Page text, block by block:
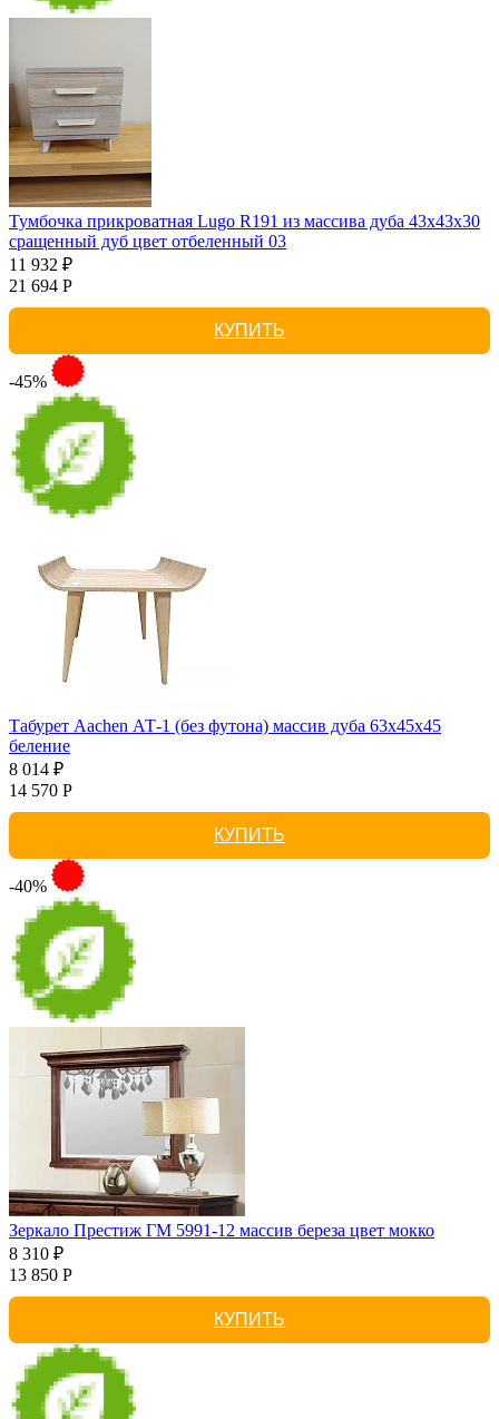
Тумбочка прикроватная Lugo R191 из массива дуба 43х43х30
сращенный дуб цвет отбеленный 03
11 932 ₽
21 694 Р
КУПИТЬ
-45%
Табурет Aachen АТ-1 (без футона) массив дуба 63х45х45
беление
8 014 ₽
14 570 Р
КУПИТЬ
-40%
Зеркало Престиж ГМ 5991-12 массив береза цвет мокко
8 310 ₽
13 850 Р
КУПИТЬ